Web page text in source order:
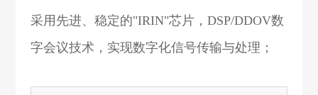
采用先进、稳定的"IRIN"芯片，DSP/DDOV数
字会议技术，实现数字化信号传输与处理；